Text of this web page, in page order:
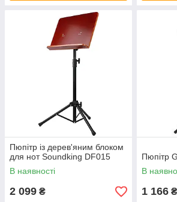
Пюпітр із дерев'яним блоком
для нот Soundking DF015
В наявності
2 099 ₴
Пюпітр
В
1 166 ₴